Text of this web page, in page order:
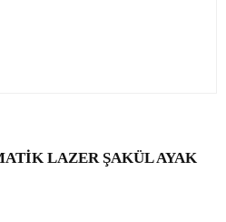
LAZER ŞAKÜL AYAK